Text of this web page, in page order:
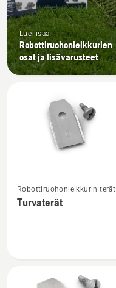
Lue lisää
Robottiruohonleikkurien
osat ja lisävarusteet
lisätietoja
tuotteesta
Robottiruohonleikkurin terät
Turvaterät